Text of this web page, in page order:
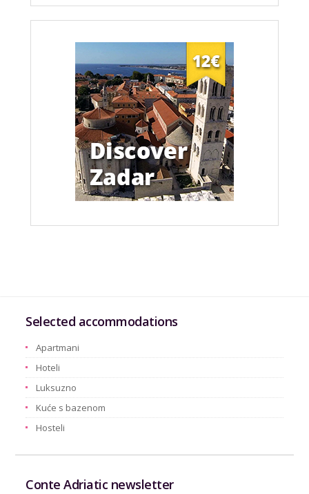
Selected accommodations
Apartmani
Hoteli
Luksuzno
Kuće s bazenom
Hosteli
Conte Adriatic newsletter